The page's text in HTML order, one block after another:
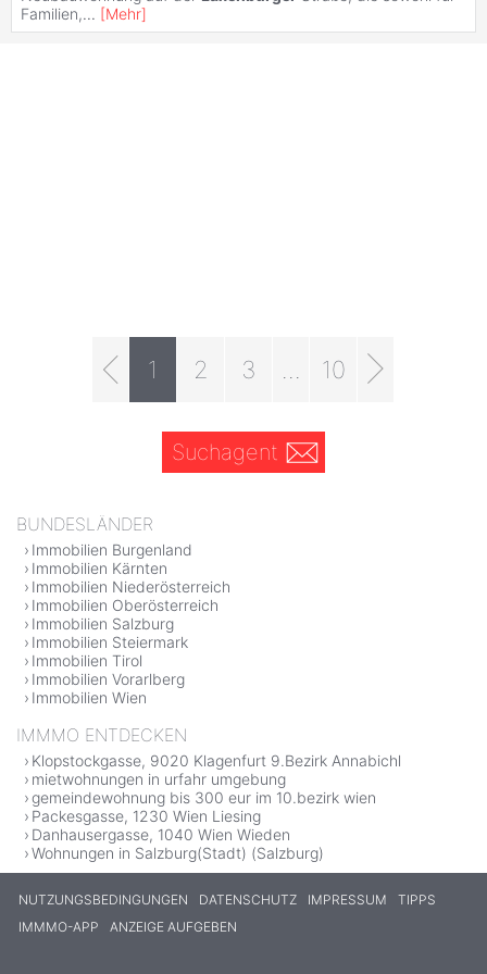
Familien,... [Mehr]
1 2 3 10
Suchagent
BUNDESLÄNDER
Immobilien Burgenland
Immobilien Kärnten
Immobilien Niederösterreich
Immobilien Oberösterreich
Immobilien Salzburg
Immobilien Steiermark
Immobilien Tirol
Immobilien Vorarlberg
Immobilien Wien
IMMMO ENTDECKEN
Klopstockgasse, 9020 Klagenfurt 9.Bezirk Annabichl
mietwohnungen in urfahr umgebung
gemeindewohnung bis 300 eur im 10.bezirk wien
Packesgasse, 1230 Wien Liesing
Danhausergasse, 1040 Wien Wieden
Wohnungen in Salzburg(Stadt) (Salzburg)
NUTZUNGSBEDINGUNGEN DATENSCHUTZ IMPRESSUM
TIPPS
IMMMO-APP
ANZEIGE AUFGEBEN